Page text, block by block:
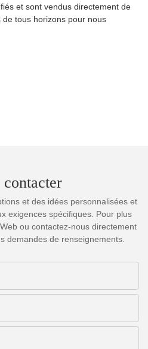
et sont vendus directement de
tous horizons pour nous
contacter
et des idées personnalisées et
exigences spécifiques. Pour plus
ou contactez-nous directement
demandes de renseignements.